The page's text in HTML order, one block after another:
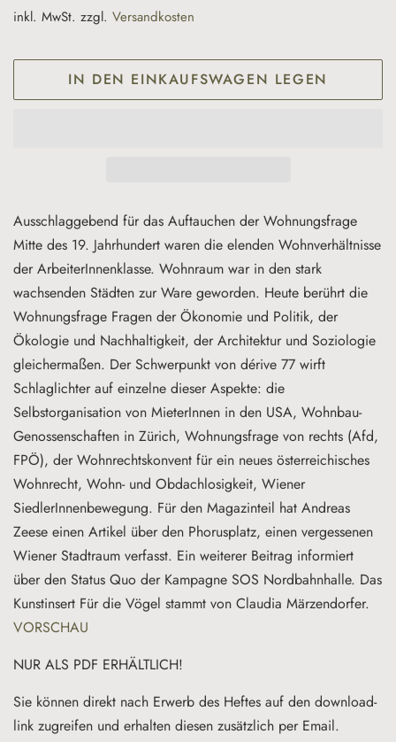
inkl. MwSt. zzgl. Versandkosten
IN DEN EINKAUFSWAGEN LEGEN
Ausschlaggebend für das Auftauchen der Wohnungsfrage
Mitte des 19. Jahrhundert waren die elenden Wohnverhältnisse
der ArbeiterInnenklasse. Wohnraum war in den stark
wachsenden Städten zur Ware geworden. Heute berührt die
Wohnungsfrage Fragen der Ökonomie und Politik, der
Ökologie und Nachhaltigkeit, der Architektur und Soziologie
gleichermaßen. Der Schwerpunkt von dérive 77 wirft
Schlaglichter auf einzelne dieser Aspekte: die
Selbstorganisation von MieterInnen in den USA, Wohnbau-
Genossenschaften in Zürich, Wohnungsfrage von rechts (Afd,
FPÖ), der Wohnrechtskonvent für ein neues österreichisches
Wohnrecht, Wohn- und Obdachlosigkeit, Wiener
SiedlerInnenbewegung. Für den Magazinteil hat Andreas
Zeese einen Artikel über den Phorusplatz, einen vergessenen
Wiener Stadtraum verfasst. Ein weiterer Beitrag informiert
über den Status Quo der Kampagne SOS Nordbahnhalle. Das
Kunstinsert Für die Vögel stammt von Claudia Märzendorfer.
VORSCHAU
NUR ALS PDF ERHÄLTLICH!
Sie können direkt nach Erwerb des Heftes auf den download-
link zugreifen und erhalten diesen zusätzlich per Email.